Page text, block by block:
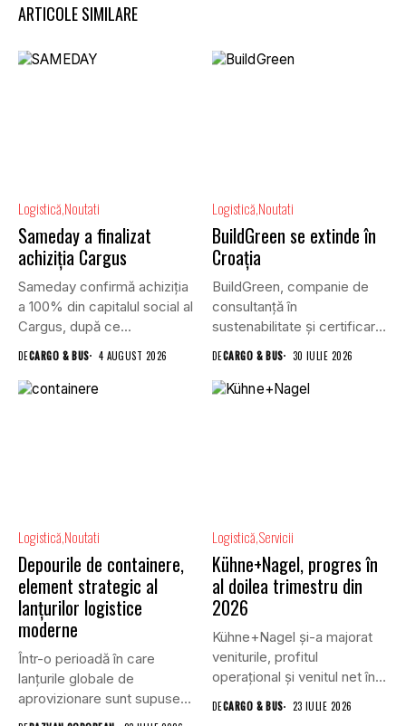
ARTICOLE SIMILARE
Logistică Noutati
Sameday a finalizat
achiziția Cargus
Sameday confirmă achiziția
a 100% din capitalul social al
Cargus, după ce...
DECARGO & BUS 4 AUGUST 2026
Logistică Noutati
BuildGreen se extinde în
Croația
BuildGreen, companie de
consultanță în
sustenabilitate și certificare
DECARGO & BUS 30 IULIE 2026
Logistică Noutati
Depourile de containere,
element strategic al
lanțurilor logistice
moderne
Într-o perioadă în care
lanțurile globale de
aprovizionare sunt supuse
unei presiuni...
Logistică Servicii
Kühne+Nagel, progres în
al doilea trimestru din
2026
Kühne+Nagel și-a majorat
veniturile, profitul
operațional și venitul net în
al doilea...
DECARGO & BUS 23 IULIE 2026